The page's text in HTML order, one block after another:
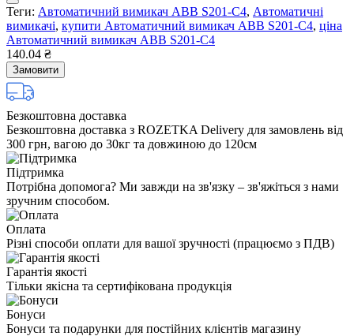
Теги: Автоматичний вимикач ABB S201-С4, Автоматичні
вимикачі, купити Автоматичний вимикач ABB S201-С4, ціна
Автоматичний вимикач ABB S201-С4
140.04 ₴
Замовити
Безкоштовна доставка
Безкоштовна доставка з ROZETKA Delivery для замовлень від
300 грн, вагою до 30кг та довжиною до 120см
Підтримка
Потрібна допомога? Ми завжди на зв'язку – зв'яжіться з нами
зручним способом.
Оплата
Різні способи оплати для вашої зручності (працюємо з ПДВ)
Гарантія якості
Тільки якісна та сертифікована продукція
Бонуси
Бонуси та подарунки для постійних клієнтів магазину